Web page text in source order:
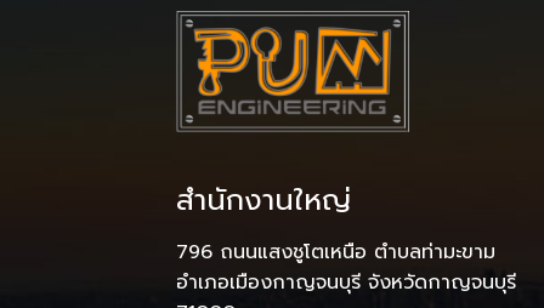
สำนักงานใหญ่
796 ถนนแสงชูโตเหนือ ตำบลท่ามะขาม
อำเภอเมืองกาญจนบุรี จังหวัดกาญจนบุรี